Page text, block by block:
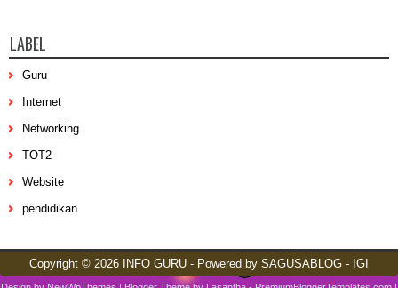
LABEL
Guru
Internet
Networking
TOT2
Website
pendidikan
Copyright © 2026 INFO GURU - Powered by SAGUSABLOG - IGI